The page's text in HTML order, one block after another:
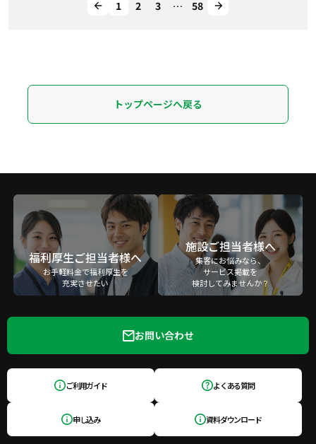
1 2 3 … 58
トップページへ戻る
福利厚生ご担当者様へ
お手軽料金で福利厚生を
充実させたい
施設ご担当者様へ
集客にお悩みなら、
サービス掲載を
検討してみませんか？
お問い合わせ
ご利用ガイド よくある質問
申し込み 資料ダウンロード